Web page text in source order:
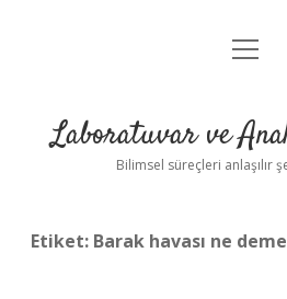
Anasayfa
Yasal
menüyü
Laboratuvar ve
Bilimsel süreçleri anlaşılır
Etiket: Barak havası ne